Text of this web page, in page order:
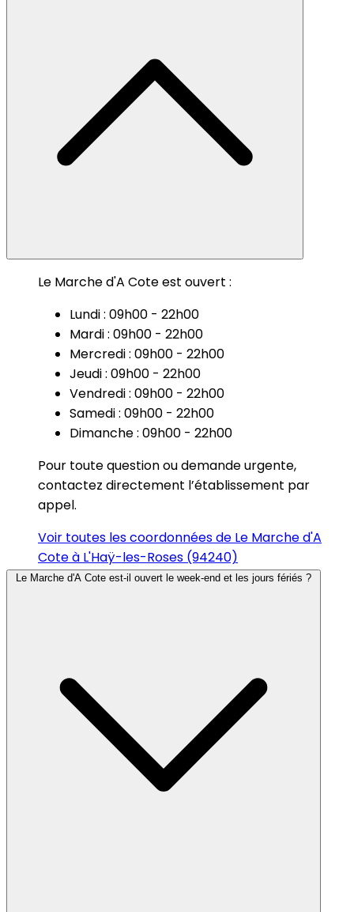
Le Marche d'A Cote est ouvert :
Lundi : 09h00 - 22h00
Mardi : 09h00 - 22h00
Mercredi : 09h00 - 22h00
Jeudi : 09h00 - 22h00
Vendredi : 09h00 - 22h00
Samedi : 09h00 - 22h00
Dimanche : 09h00 - 22h00
Pour toute question ou demande urgente,
contactez directement l’établissement par
appel.
Voir toutes les coordonnées de Le Marche d'A
Cote à L'Haÿ-les-Roses (94240)
Le Marche d'A Cote est-il ouvert le week-end et les jours fériés ?